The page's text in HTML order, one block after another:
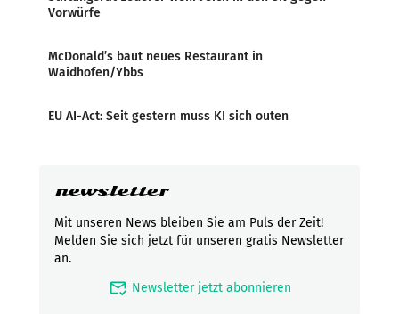
Vorwürfe
McDonald’s baut neues Restaurant in
Waidhofen/Ybbs
EU AI-Act: Seit gestern muss KI sich outen
newsletter
Mit unseren News bleiben Sie am Puls der Zeit!
Melden Sie sich jetzt für unseren gratis Newsletter
an.
mark_email_read Newsletter jetzt abonnieren